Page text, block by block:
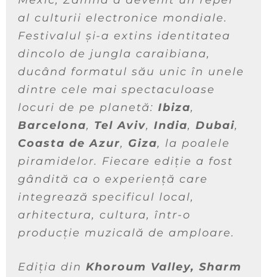
al culturii electronice mondiale.
Festivalul și-a extins identitatea
dincolo de jungla caraibiana,
ducând formatul său unic în unele
dintre cele mai spectaculoase
locuri de pe planetă: Ibiza,
Barcelona, Tel Aviv, India, Dubai,
Coasta de Azur, Giza, la poalele
piramidelor. Fiecare ediție a fost
gândită ca o experiență care
integrează specificul local,
arhitectura, cultura, într-o
producție muzicală de amploare.
Ediția din Khoroum Valley, Sharm